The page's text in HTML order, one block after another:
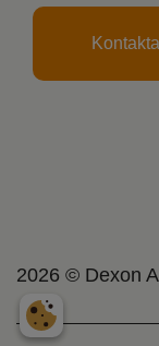
2026 © Dexon